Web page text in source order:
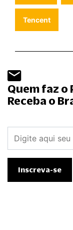
Tencent
Quem faz o
Receba o